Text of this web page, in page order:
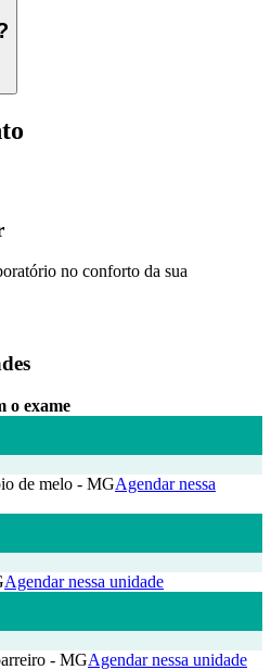
no conforto da sua
o exame
de melo - MGAgendar nessa
Agendar nessa unidade
- MGAgendar nessa unidade